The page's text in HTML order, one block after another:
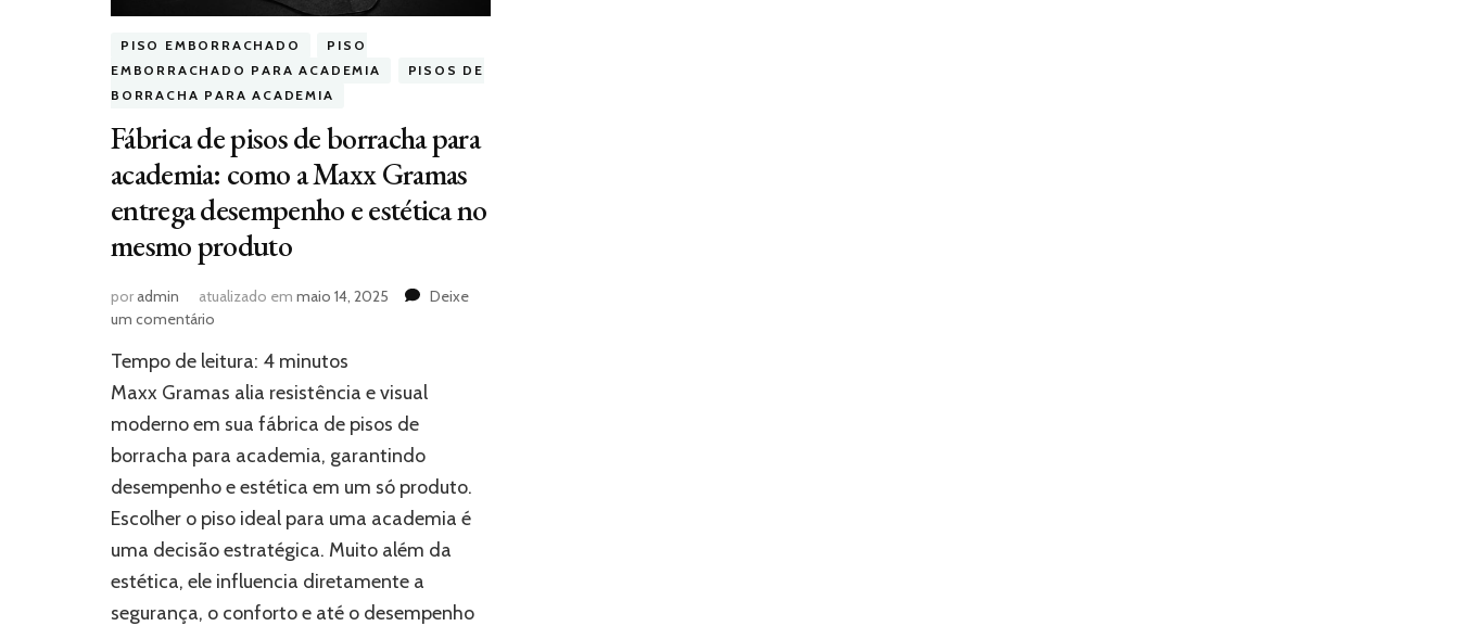
PISO EMBORRACHADO
PISO
EMBORRACHADO PARA ACADEMIA
PISOS DE
BORRACHA PARA ACADEMIA
Fábrica de pisos de borracha para
academia: como a Maxx Gramas
entrega desempenho e estética no
mesmo produto
poradmin atualizado em maio 14, 2025
Deixe
um comentário
de
pisos
borracha
para
academia:
como
a
Maxx
entrega
desempenho
Tempo de leitura: 4 minutos
Maxx Gramas alia resistência e visual
moderno em sua fábrica de pisos de
borracha para academia, garantindo
desempenho e estética em um só produto.
Escolher o piso ideal para uma academia é
uma decisão estratégica. Muito além da
estética, ele influencia diretamente a
segurança, o conforto e até o desempenho